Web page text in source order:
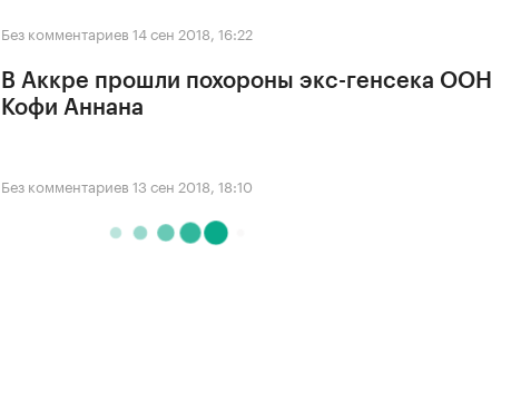
Без комментариев 14 сен 2018, 16:22
В Аккре прошли похороны экс-генсека ООН
Кофи Аннана
Без комментариев 13 сен 2018, 18:10